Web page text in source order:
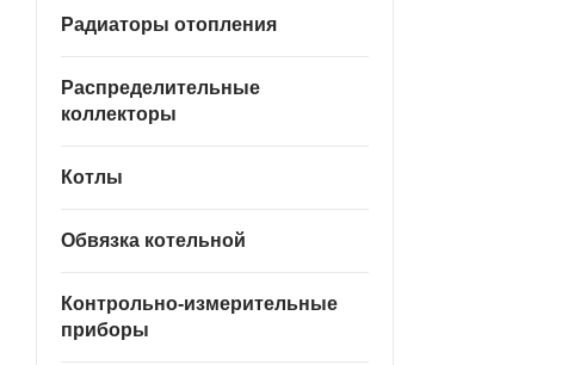
Радиаторы отопления
Распределительные
коллекторы
Котлы
Обвязка котельной
Контрольно-измерительные
приборы